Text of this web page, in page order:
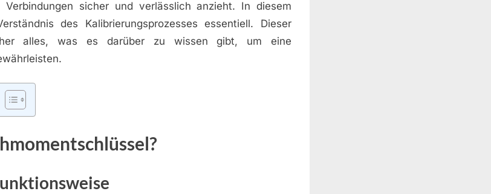
sicher und verlässlich anzieht. In diesem
des Kalibrierungsprozesses essentiell. Dieser
alles, was es darüber zu wissen gibt, um eine